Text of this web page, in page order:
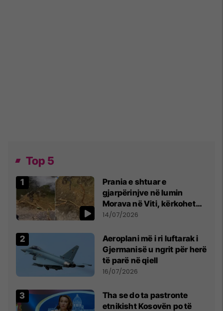
Top 5
Prania e shtuar e
gjarpërinjve në lumin
Morava në Viti, kërkohet
kujdes nga qytetarët
14/07/2026
Aeroplani më i ri luftarak i
Gjermanisë u ngrit për herë
të parë në qiell
16/07/2026
Tha se do ta pastronte
etnikisht Kosovën po të